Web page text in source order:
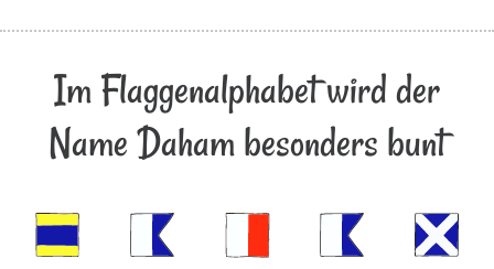
Im Flaggenalphabet wird der
Name Daham besonders bunt